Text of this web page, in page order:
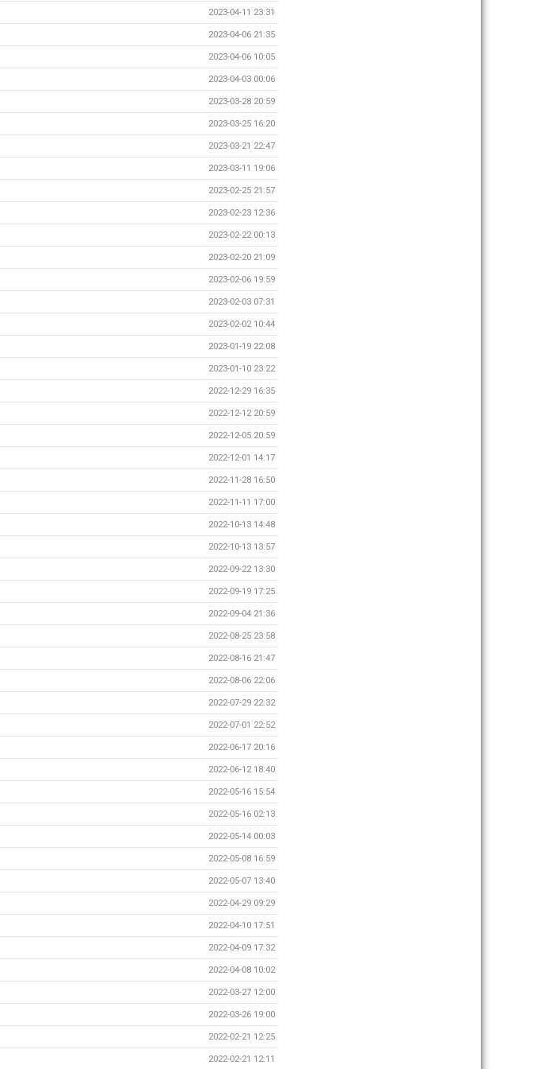
2023-04-11 23:31
2023-04-06 21:35
2023-04-06 10:05
2023-04-03 00:06
2023-03-28 20:59
2023-03-25 16:20
2023-03-21 22:47
2023-03-11 19:06
2023-02-25 21:57
2023-02-23 12:36
2023-02-22 00:13
2023-02-20 21:09
2023-02-06 19:59
2023-02-03 07:31
2023-02-02 10:44
2023-01-19 22:08
2023-01-10 23:22
2022-12-29 16:35
2022-12-12 20:59
2022-12-05 20:59
2022-12-01 14:17
2022-11-28 16:50
2022-11-11 17:00
2022-10-13 14:48
2022-10-13 13:57
2022-09-22 13:30
2022-09-19 17:25
2022-09-04 21:36
2022-08-25 23:58
2022-08-16 21:47
2022-08-06 22:06
2022-07-29 22:32
2022-07-01 22:52
2022-06-17 20:16
2022-06-12 18:40
2022-05-16 15:54
2022-05-16 02:13
2022-05-14 00:03
2022-05-08 16:59
2022-05-07 13:40
2022-04-29 09:29
2022-04-10 17:51
2022-04-09 17:32
2022-04-08 10:02
2022-03-27 12:00
2022-03-26 19:00
2022-02-21 12:25
2022-02-21 12:11